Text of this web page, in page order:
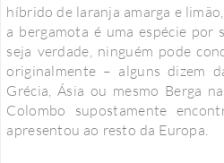
híbrido de laranja amarga e
a bergamota é uma espécie por
seja verdade, ninguém pode
originalmente – alguns dizem
Grécia, Ásia ou mesmo Berga
Colombo supostamente
apresentou ao resto da Europa.